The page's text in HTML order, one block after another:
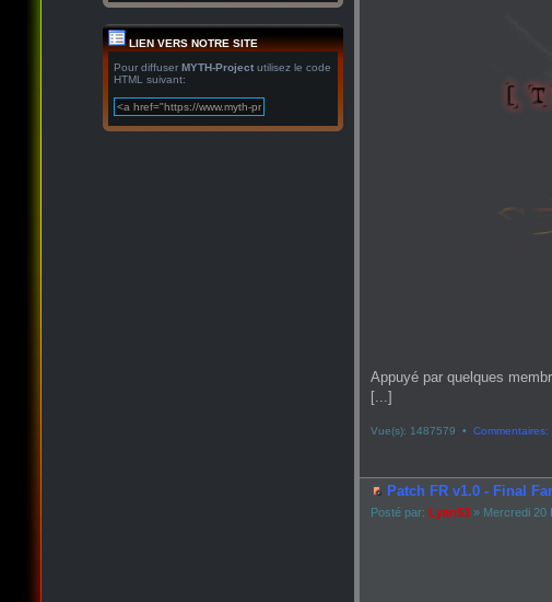
LIEN VERS NOTRE SITE
Pour diffuser MYTH-Projectutilisez le code
HTML suivant:
Appuyé par quelques
[...]
Vue(s): 1487579 • Commentaires:
Patch FR v1.0 - Final
Posté par: Lyan53» Mercredi 20